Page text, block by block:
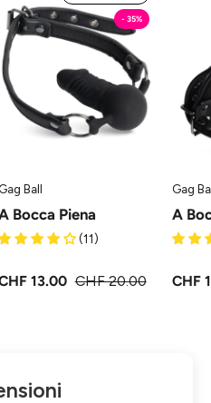
Bocca
Piena
Gag
Ball
MySecretCase
- 35%
Gag Ball
Bocca Piena
(11)
13.00 CHF 20.00
Gag
A
CHF